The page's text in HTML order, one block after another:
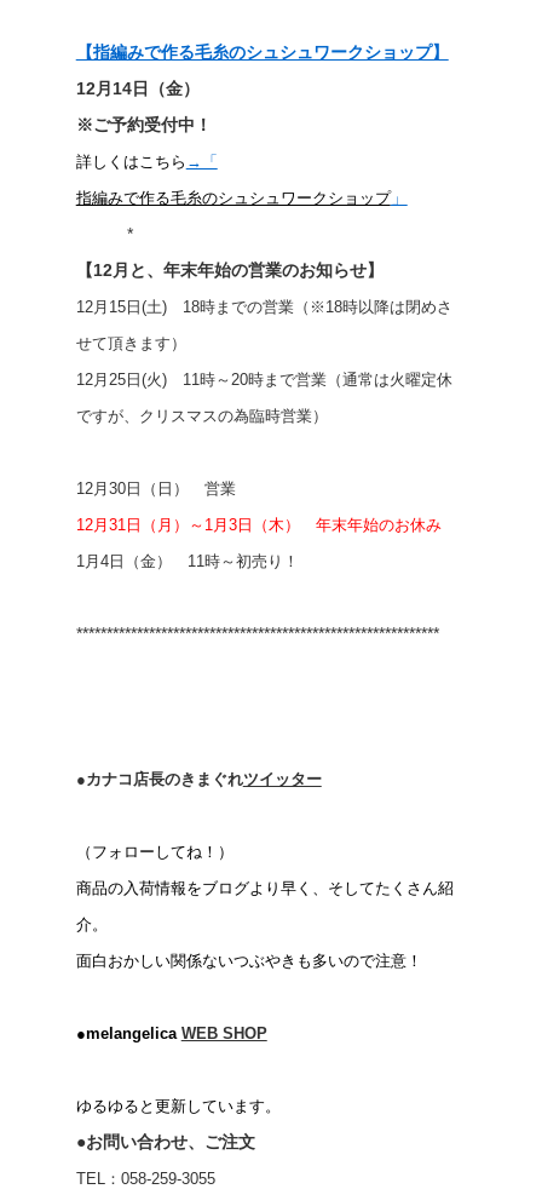
【指編みで作る毛糸のシュシュワークショップ】
12月14日（金）
※ご予約受付中！
詳しくはこちら →「
指編みで作る毛糸のシュシュワークショップ」
*
【12月と、年末年始の営業のお知らせ】
12月15日(土) 18時までの営業（※18時以降は閉めさ
せて頂きます）
12月25日(火) 11時～20時まで営業（通常は火曜定休
ですが、クリスマスの為臨時営業）
12月30日（日） 営業
12月31日（月）～1月3日（木） 年末年始のお休み
1月4日（金） 11時～初売り！
************************************************************
●カナコ店長のきまぐれツイッター
（フォローしてね！）
商品の入荷情報をブログより早く、そしてたくさん紹
介。
面白おかしい関係ないつぶやきも多いので注意！
●melangelica WEB SHOP
ゆるゆると更新しています。
●お問い合わせ、ご注文
TEL：058-259-3055